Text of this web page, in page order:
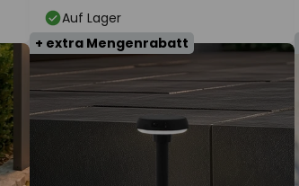
Auf Lager
+ extra Mengenrabatt